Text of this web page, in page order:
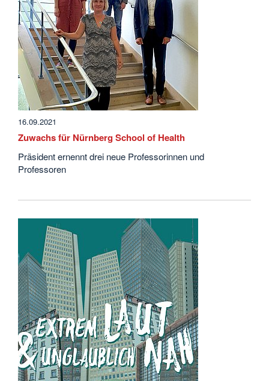
16.09.2021
Zuwachs für Nürnberg School of Health
Präsident ernennt drei neue Professorinnen und
Professoren